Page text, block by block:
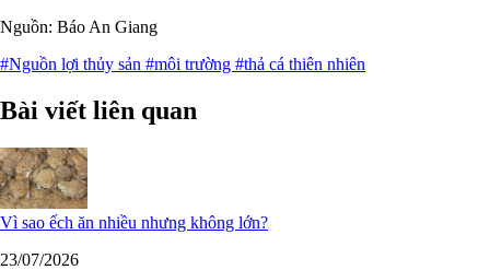
Nguồn: Báo An Giang
#Nguồn lợi thủy sản #môi trường #thả cá thiên nhiên
Bài viết liên quan
Vì sao ếch ăn nhiều nhưng không lớn?
23/07/2026